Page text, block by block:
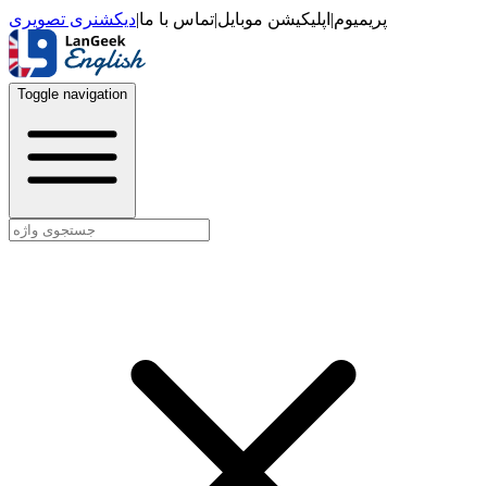
پریمیوم| اپلیکیشن موبایل|تماس با ما|دیکشنری تصویری
Toggle navigation